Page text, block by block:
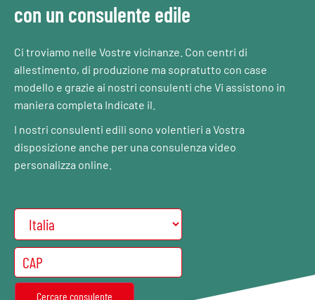
con un consulente edile
Ci troviamo nelle Vostre vicinanze. Con centri di
allestimento, di produzione ma sopratutto con case
modello e grazie ai nostri consulenti che Vi assistono in
maniera completa Indicate il.
I nostri consulenti edili sono volentieri a Vostra
disposizione anche per una consulenza video
personalizza online.